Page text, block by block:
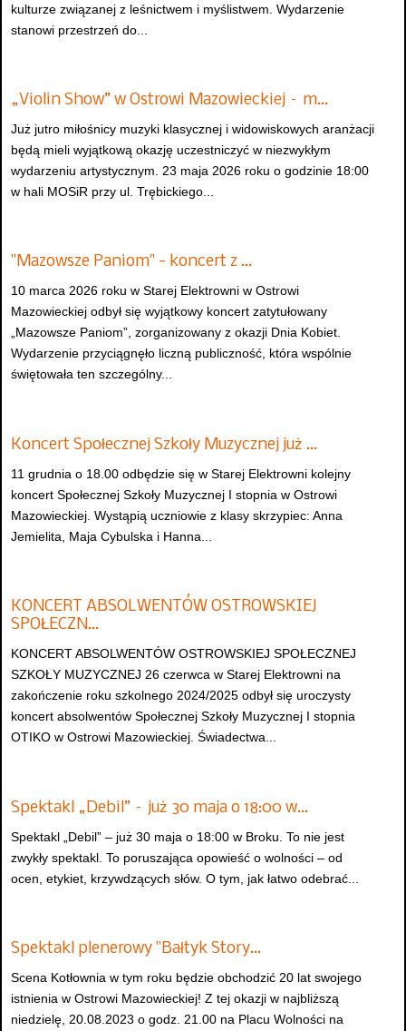
kulturze związanej z leśnictwem i myślistwem. Wydarzenie
stanowi przestrzeń do...
„Violin Show” w Ostrowi Mazowieckiej – m…
Już jutro miłośnicy muzyki klasycznej i widowiskowych aranżacji
będą mieli wyjątkową okazję uczestniczyć w niezwykłym
wydarzeniu artystycznym. 23 maja 2026 roku o godzinie 18:00
w hali MOSiR przy ul. Trębickiego...
"Mazowsze Paniom" - koncert z …
10 marca 2026 roku w Starej Elektrowni w Ostrowi
Mazowieckiej odbył się wyjątkowy koncert zatytułowany
„Mazowsze Paniom”, zorganizowany z okazji Dnia Kobiet.
Wydarzenie przyciągnęło liczną publiczność, która wspólnie
świętowała ten szczególny...
Koncert Społecznej Szkoły Muzycznej już …
11 grudnia o 18.00 odbędzie się w Starej Elektrowni kolejny
koncert Społecznej Szkoły Muzycznej I stopnia w Ostrowi
Mazowieckiej. Wystąpią uczniowie z klasy skrzypiec: Anna
Jemielita, Maja Cybulska i Hanna...
KONCERT ABSOLWENTÓW OSTROWSKIEJ
SPOŁECZN…
KONCERT ABSOLWENTÓW OSTROWSKIEJ SPOŁECZNEJ
SZKOŁY MUZYCZNEJ 26 czerwca w Starej Elektrowni na
zakończenie roku szkolnego 2024/2025 odbył się uroczysty
koncert absolwentów Społecznej Szkoły Muzycznej I stopnia
OTIKO w Ostrowi Mazowieckiej. Świadectwa...
Spektakl „Debil” – już 30 maja o 18:00 w…
Spektakl „Debil” – już 30 maja o 18:00 w Broku. To nie jest
zwykły spektakl. To poruszająca opowieść o wolności – od
ocen, etykiet, krzywdzących słów. O tym, jak łatwo odebrać...
Spektakl plenerowy "Bałtyk Story…
Scena Kotłownia w tym roku będzie obchodzić 20 lat swojego
istnienia w Ostrowi Mazowieckiej! Z tej okazji w najbliższą
niedzielę, 20.08.2023 o godz. 21.00 na Placu Wolności na